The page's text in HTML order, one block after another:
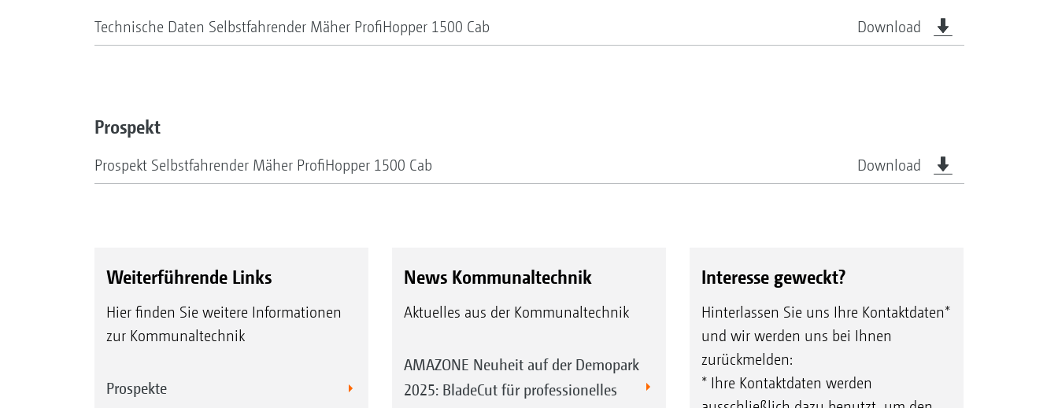
Technische Daten Selbstfahrender Mäher ProfiHopper 1500 Cab Download
Prospekt
Prospekt Selbstfahrender Mäher ProfiHopper 1500 Cab Download
Weiterführende Links
Hier finden Sie weitere Informationen
zur Kommunaltechnik
Prospekte
News Kommunaltechnik
Aktuelles aus der Kommunaltechnik
AMAZONE Neuheit auf der Demopark
2025: BladeCut für professionelles
Interesse geweckt?
Hinterlassen Sie uns Ihre Kontaktdaten*
und wir werden uns bei Ihnen
zurückmelden:
* Ihre Kontaktdaten werden